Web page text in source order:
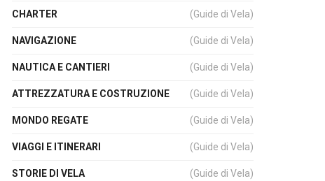
CHARTER (Guide di Vela)
NAVIGAZIONE (Guide di Vela)
NAUTICA E CANTIERI (Guide di Vela)
ATTREZZATURA E COSTRUZIONE (Guide di Vela)
MONDO REGATE (Guide di Vela)
VIAGGI E ITINERARI (Guide di Vela)
STORIE DI VELA (Guide di Vela)